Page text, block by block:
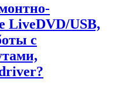
LiveDVD/USB,
с